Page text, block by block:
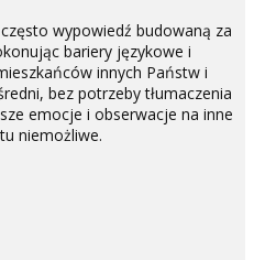
wypowiedź budowaną za
bariery językowe i
innych Państw i
bez potrzeby tłumaczenia
emocje i obserwacje na inne
niemożliwe.